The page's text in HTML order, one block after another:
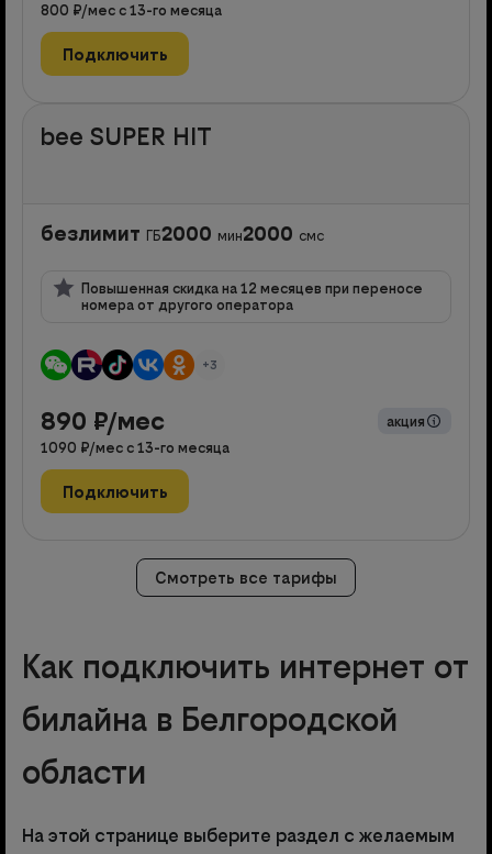
800 ₽/мес с 13-го месяца
Подключить
bee SUPER HIT
безлимит ГБ2000 мин2000 смс
Повышенная скидка на 12 месяцев при переносе
номера от другого оператора
+3
890 ₽/мес
акция
1090 ₽/мес с 13-го месяца
Подключить
Смотреть все тарифы
Как подключить интернет от
билайна в Белгородской
области
На этой странице выберите раздел с желаемым